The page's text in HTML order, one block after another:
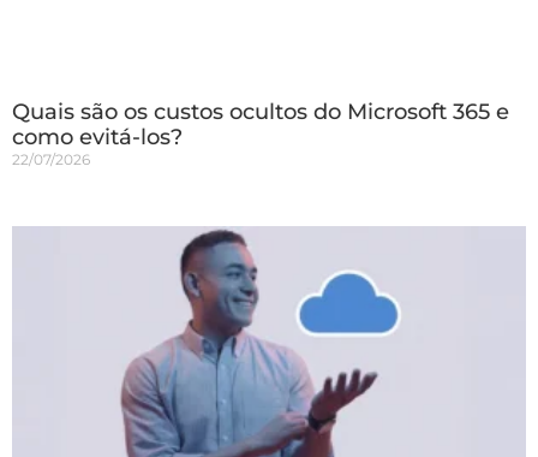
Quais são os custos ocultos do Microsoft 365 e
como evitá-los?
22/07/2026